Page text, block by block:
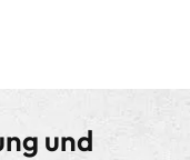
und